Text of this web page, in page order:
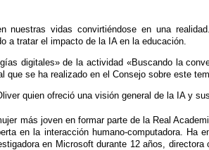
nuestras vidas convirtiéndose en una
a tratar el impacto de la IA en la educación.
digitales» de la actividad «Buscando la
que se ha realizado en el Consejo sobre este
quien ofreció una visión general de la IA y
más joven en formar parte de la Real
en la interacción humano-computadora. Ha
en Microsoft durante 12 años,